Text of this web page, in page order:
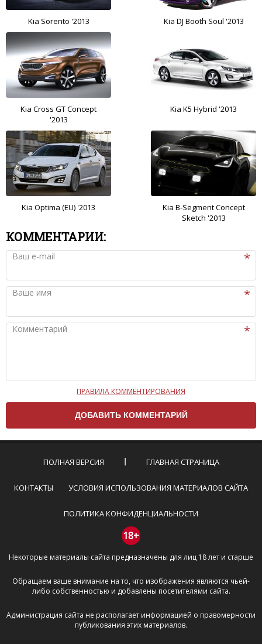
Kia Sorento '2013 Kia DJ Booth Soul '2013
Kia Cross GT Concept
'2013
Kia K5 Hybrid '2013
Kia Optima (EU) '2013
Kia B-Segment Concept
Sketch '2013
КОММЕНТАРИИ:
Ваш e-mail
Ваше имя
Комментарий
Чтобы ваш комментарий был опубликован на сайте,
вам нужно придерживаться следующих правил:
Комментарий не может быть слишком
короткой — избегайте односложных и чисто
эмоциональных высказываний.
Не стоит отклоняться от предмета обсуждения.
Пожалуйста, не используйте в комментарие
призывы к насилию и высказывания,
направленные на разжигание расовой,
межнациональной и религиозной розни —
пожалейте наших модераторов, они кстати
очень славные ребята, поверьте.
буквами.
Не копируйте рецензии с других сайтов, нам
важно именно ваше мнение.
Не размещайте рекламу!
ПРАВИЛА КОММЕНТИРОВАНИЯ
ПОЛНАЯ ВЕРСИЯ ГЛАВНАЯ СТРАНИЦА
КОНТАКТЫ УСЛОВИЯ ИСПОЛЬЗОВАНИЯ МАТЕРИАЛОВ САЙТА
ПОЛИТИКА КОНФИДЕНЦИАЛЬНОСТИ
18+
Некоторые материалы сайта предназначены для лиц 18 лет и старше
Обращаем ваше внимание на то, что изображения являются чьей-
либо собственностью и добавлены посетителями сайта.
Администрация сайта не располагает информацией о правомерности
публикования этих материалов.